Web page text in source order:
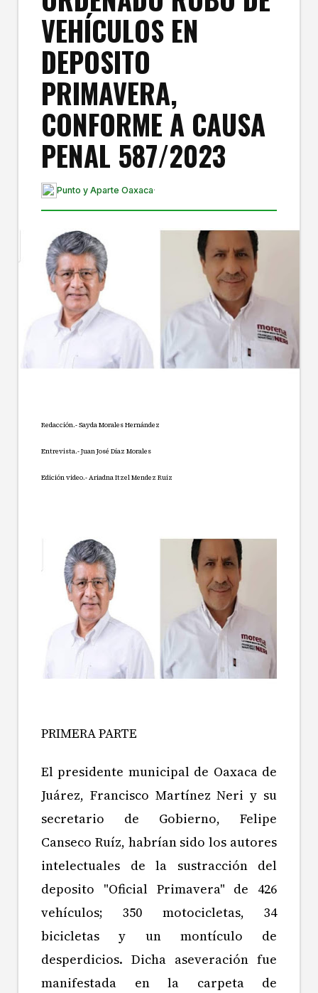
VEHÍCULOS EN
DEPOSITO
PRIMAVERA,
CONFORME A CAUSA
PENAL 587/2023
Punto y Aparte Oaxaca·
Redacción.- Sayda Morales Hernández
Entrevista.- Juan José Díaz Morales
Edición video.- Ariadna Itzel Mendez Ruiz
PRIMERA PARTE
El presidente municipal de Oaxaca de
Juárez, Francisco Martínez Neri y su
secretario de Gobierno, Felipe
Canseco Ruíz, habrían sido los autores
intelectuales de la sustracción del
deposito "Oficial Primavera" de 426
vehículos; 350 motocicletas, 34
bicicletas y un montículo de
desperdicios. Dicha aseveración fue
manifestada en la carpeta de